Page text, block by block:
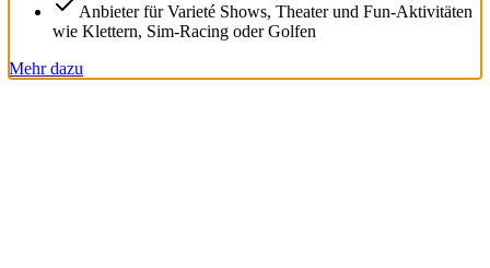
Anbieter für Varieté Shows, Theater und Fun-Aktivitäten
wie Klettern, Sim-Racing oder Golfen
Mehr dazu